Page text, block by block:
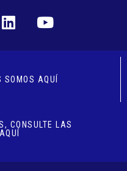
AQUÍ
CONSULTE LAS